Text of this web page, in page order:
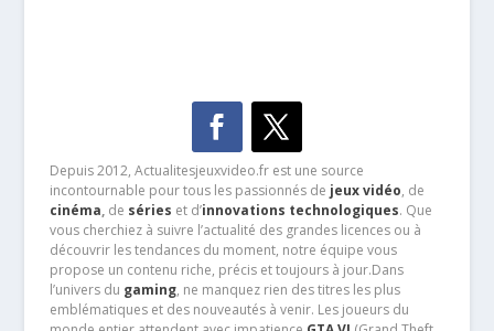
Depuis 2012, Actualitesjeuxvideo.fr est une source
incontournable pour tous les passionnés de jeux vidéo, de
cinéma,de séries et d’innovations technologiques. Que
vous cherchiez à suivre l’actualité des grandes licences ou à
découvrir les tendances du moment, notre équipe vous
propose un contenu riche, précis et toujours à jour.Dans
l’univers du gaming, ne manquez rien des titres les plus
emblématiques et des nouveautés à venir. Les joueurs du